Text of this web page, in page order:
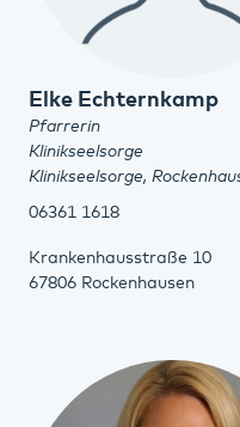
Elke Echternkamp
Pfarrerin
Klinikseelsorge
Klinikseelsorge,
06361 1618
Krankenhausstraße 10
67806 Rockenhausen